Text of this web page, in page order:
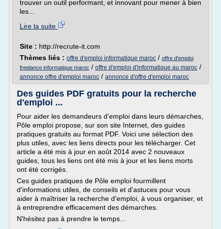
trouver un outil performant, et innovant pour mener à bien
les...
Lire la suite
Site : http://recrute-it.com
Thèmes liés : offre d'emploi informatique maroc / offre d'emploi
freelance informatique maroc / offre d'emploi d'informatique au maroc /
annonce offre d'emploi maroc / annonce d'offre d'emploi maroc
Des guides PDF gratuits pour la recherche
d'emploi ...
Pour aider les demandeurs d'emploi dans leurs démarches,
Pôle emploi propose, sur son site Internet, des guides
pratiques gratuits au format PDF. Voici une sélection des
plus utiles, avec les liens directs pour les télécharger. Cet
article a été mis à jour en août 2014 avec 2 nouveaux
guides, tous les liens ont été mis à jour et les liens morts
ont été corrigés.
Ces guides pratiques de Pôle emploi fourmillent
d'informations utiles, de conseils et d'astuces pour vous
aider à maîtriser la recherche d'emploi, à vous organiser, et
à entreprendre efficacement des démarches.
N'hésitez pas à prendre le temps...